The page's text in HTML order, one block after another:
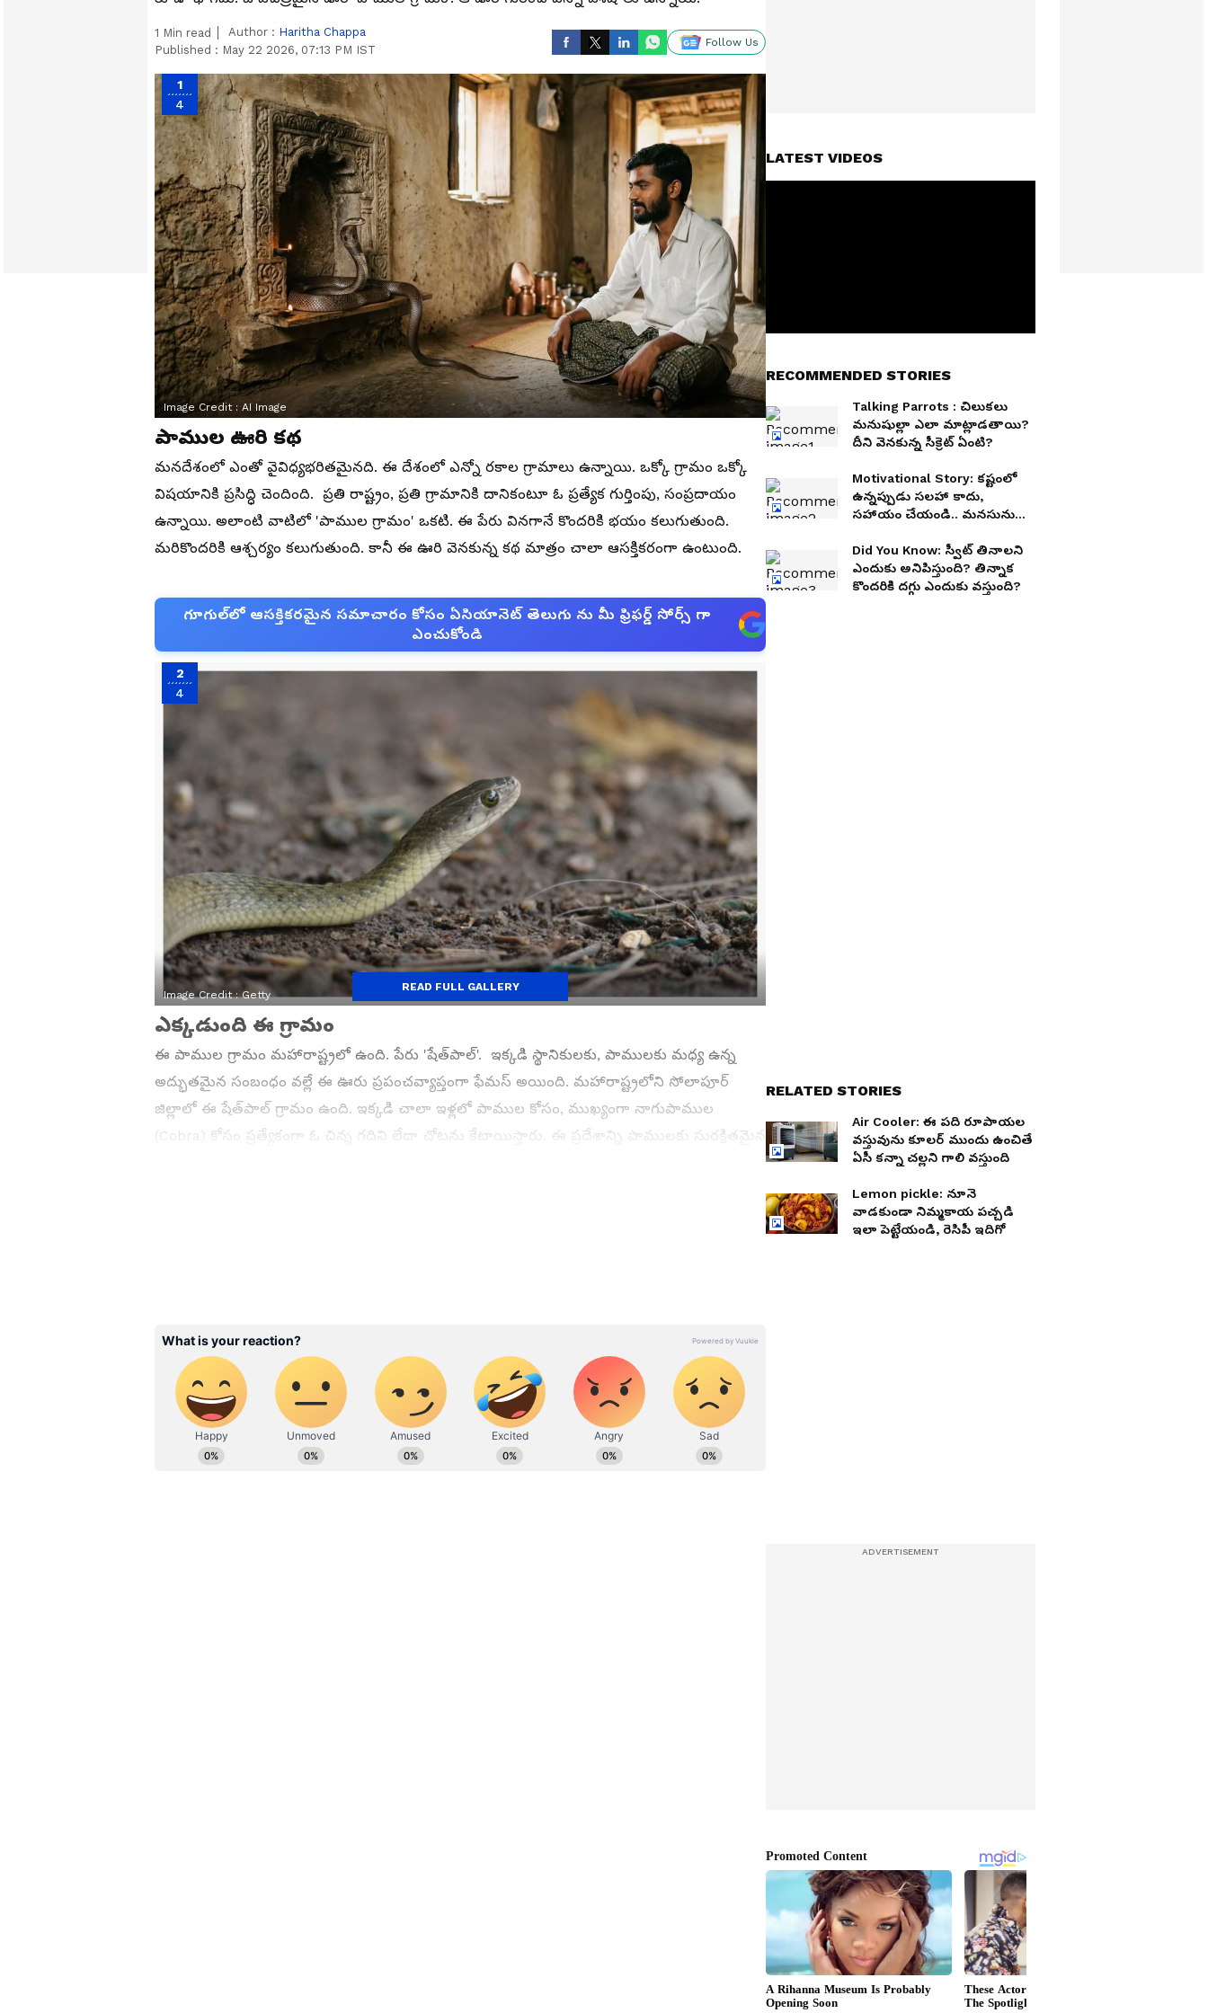
1 Min read Author : Haritha Chappa
Published : May 22 2026, 07:13 PM IST
Follow Us
1
4
Image Credit :AI Image
పాముల ఊరి కథ
మనదేశంలో ఎంతో వైవిధ్యభరితమైనది. ఈ దేశంలో ఎన్నో రకాల గ్రామాలు ఉన్నాయి. ఒక్కో గ్రామం ఒక్కో
విషయానికి ప్రసిద్ధి చెందింది. ప్రతి రాష్ట్రం, ప్రతి గ్రామానికి దానికంటూ ఓ ప్రత్యేక గుర్తింపు, సంప్రదాయం
ఉన్నాయి. అలాంటి వాటిలో 'పాముల గ్రామం' ఒకటి. ఈ పేరు వినగానే కొందరికి భయం కలుగుతుంది.
మరికొందరికి ఆశ్చర్యం కలుగుతుంది. కానీ ఈ ఊరి వెనకున్న కథ మాత్రం చాలా ఆసక్తికరంగా ఉంటుంది.
గూగుల్‌లో ఆసక్తికరమైన సమాచారం కోసం ఏసియానెట్ తెలుగు ను మీ ఫ్రిఫర్డ్ సోర్స్ గా
ఎంచుకోండి
2
4
Image Credit :Getty
ఎక్కడుంది ఈ గ్రామం
ఈ పాముల గ్రామం మహారాష్ట్రలో ఉంది. పేరు 'షేత్‌పాల్'. ఇక్కడి స్థానికులకు, పాములకు మధ్య ఉన్న
అద్భుతమైన సంబంధం వల్లే ఈ ఊరు ప్రపంచవ్యాప్తంగా ఫేమస్ అయింది. మహారాష్ట్రలోని సోలాపూర్
జిల్లాలో ఈ షేత్‌పాల్ గ్రామం ఉంది. ఇక్కడి చాలా ఇళ్లలో పాముల కోసం, ముఖ్యంగా నాగుపాముల
(Cobra) కోసం ప్రత్యేకంగా ఓ చిన్న గదిని లేదా చోటను కేటాయిస్తారు. ఈ ప్రదేశాన్ని పాములకు సురక్షితమైన
ఏసీ కన్నా చల్లని గాలి వస్తుంది
రెసిపీ ఇదిగో
READ FULL GALLERY
LATEST VIDEOS
RECOMMENDED STORIES
Talking Parrots : చిలుకలు
మనుషుల్లా ఎలా మాట్లాడతాయి?
దీని వెనకున్న సీక్రెట్ ఏంటి?
Motivational Story: క‌ష్టంలో
ఉన్న‌ప్పుడు స‌ల‌హా కాదు,
స‌హాయం చేయండి.. మ‌న‌సును
Did You Know: స్వీట్ తినాలని
ఎందుకు అనిపిస్తుంది? తిన్నాక
కొందరికి దగ్గు ఎందుకు వస్తుంది?
RELATED STORIES
Air Cooler: ఈ పది రూపాయల
వస్తువును కూలర్ ముందు ఉంచితే
ఏసీ కన్నా చల్లని గాలి వస్తుంది
Lemon pickle: నూనె
వాడకుండా నిమ్మకాయ పచ్చడి
ఇలా పెట్టేయండి, రెసిపీ ఇదిగో